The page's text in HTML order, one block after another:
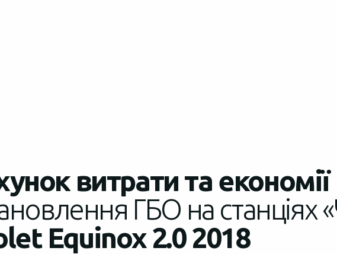
витрати та економії
ГБО на станціях
Equinox 2.0 2018